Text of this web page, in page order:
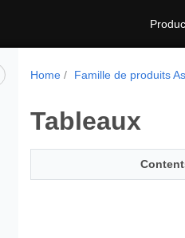
Home Famille de produits
Tableaux